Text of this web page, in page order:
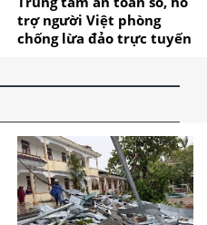
trợ người Việt phòng
chống lừa đảo trực tuyến